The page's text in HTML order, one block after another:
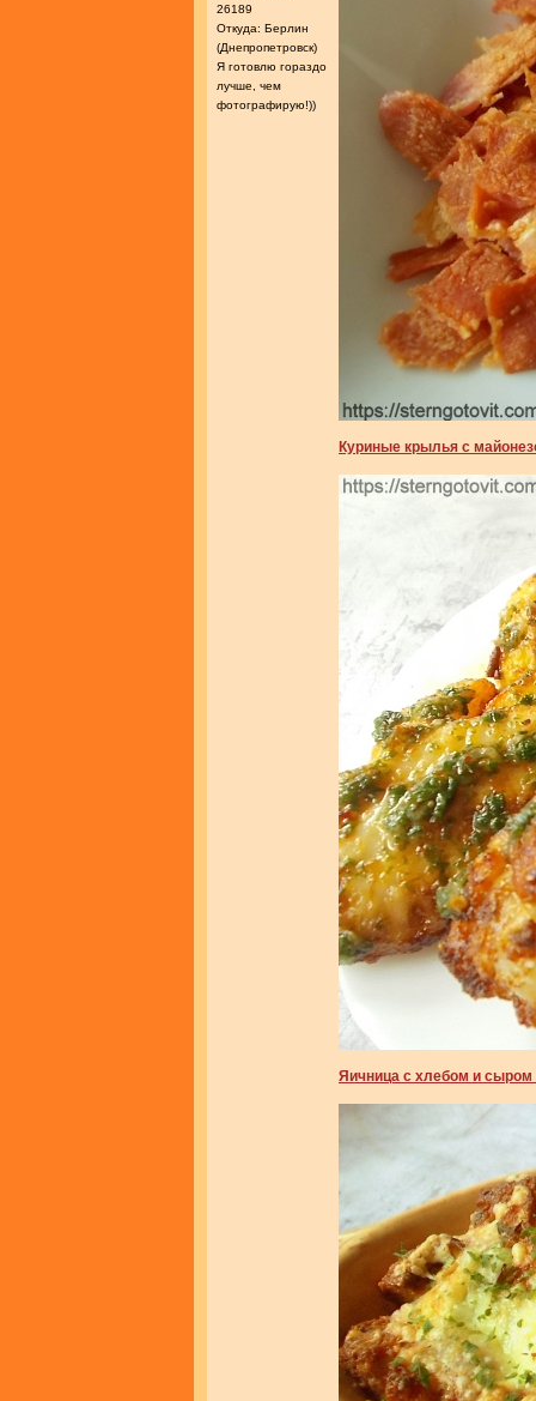
26189
Откуда: Берлин
(Днепропетровск)
Я готовлю гораздо
лучше, чем
фотографирую!))
Куриные крылья с
Яичница с хлебом и сыром